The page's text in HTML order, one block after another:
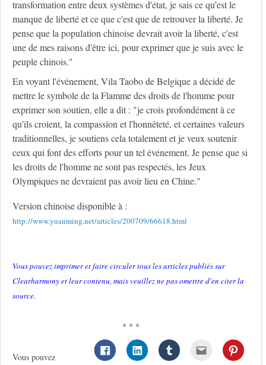
transformation entre deux systèmes d'état, je sais ce qu'est le
manque de liberté et ce que c'est que de retrouver la liberté. Je
pense que la population chinoise devrait avoir la liberté, c'est
une de mes raisons d'être ici, pour exprimer que je suis avec le
peuple chinois."
En voyant l'événement, Vila Taobo de Belgique a décidé de
mettre le symbole de la Flamme des droits de l'homme pour
exprimer son soutien, elle a dit : "je crois profondément à ce
qu'ils croient, la compassion et l'honnêteté, et certaines valeurs
traditionnelles, je soutiens cela totalement et je veux soutenir
ceux qui font des efforts pour un tel événement. Je pense que si
les droits de l'homme ne sont pas respectés, les Jeux
Olympiques ne devraient pas avoir lieu en Chine."
Version chinoise disponible à :
http://www.yuanming.net/articles/200709/66618.html
Vous pouvez imprimer et faire circuler tous les articles publiés sur
Clearharmony et leur contenu, mais veuillez ne pas omettre d'en citer la
source.
* * *
Vous pouvez